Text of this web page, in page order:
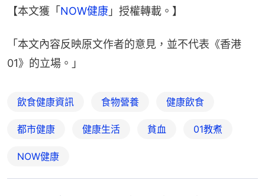
【本文獲「NOW健康 」授權轉載。】
「本文內容反映原文作者的意見，並不代表《香港
01》的立場。」
飲食健康資訊 食物營養 健康飲食
都市健康 健康生活 貧血 01教煮
NOW健康